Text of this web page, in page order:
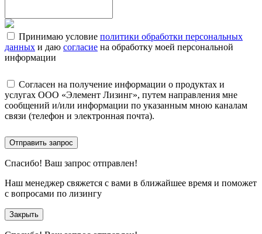
Принимаю условие политики обработки персональных
данных и даю согласие на обработку моей персональной
информации
Согласен на получение информации о продуктах и
услугах ООО «Элемент Лизинг», путем направления мне
сообщений и/или информации по указанным мною каналам
связи (телефон и электронная почта).
Отправить запрос
Спасибо! Ваш запрос отправлен!
Наш менеджер свяжется с вами в ближайшее время и поможет
с вопросами по лизингу
Закрыть